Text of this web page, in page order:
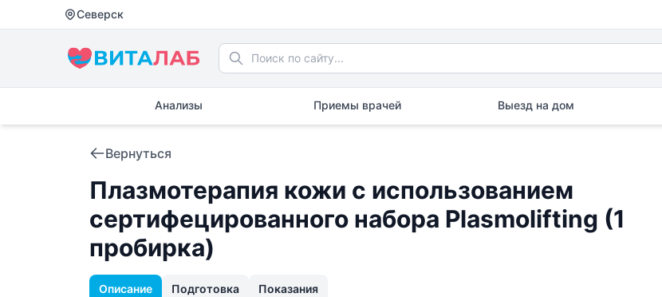
Северск
Анализы Приемы врачей Выезд на дом
Вернуться
Плазмотерапия кожи с использованием
сертифецированного набора Plasmolifting (1
пробирка)
Описание Подготовка Показания